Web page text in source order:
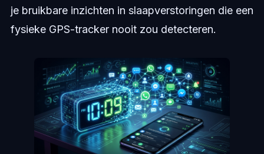
je bruikbare inzichten in slaapverstoringen die een
fysieke GPS-tracker nooit zou detecteren.